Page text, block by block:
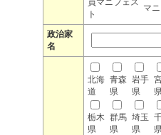
員マニフェス
ト
マ
政治家
名
北海
道
青森
県
岩手
県
栃木
県
群馬
県
埼玉
県